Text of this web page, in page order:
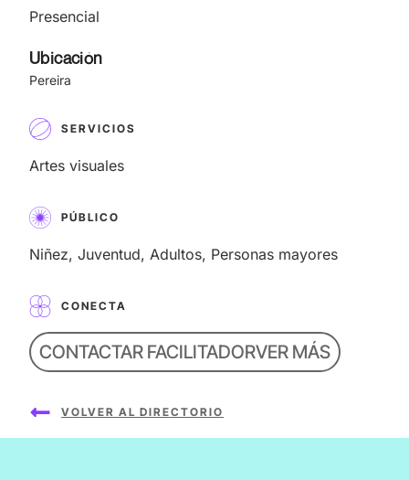
Presencial
Ubicación
Pereira
SERVICIOS
Artes visuales
PÚBLICO
Niñez, Juventud, Adultos, Personas mayores
CONECTA
CONTACTAR FACILITADORVER MÁS
VOLVER AL DIRECTORIO